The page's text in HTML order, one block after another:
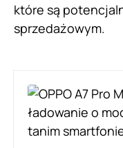
które są
sprzedażowym.